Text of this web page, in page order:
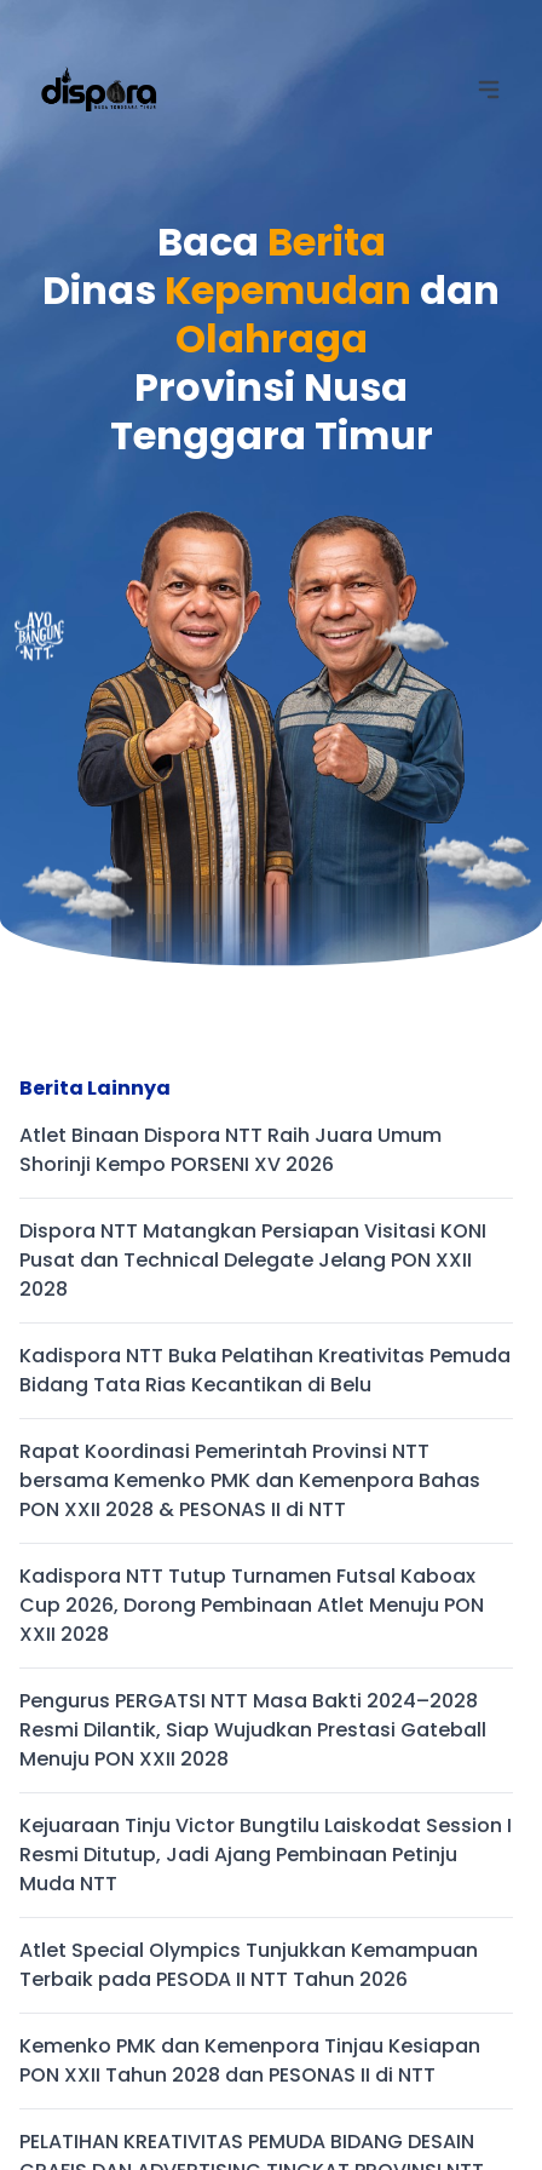
Baca Berita
Dinas Kepemudan dan
Olahraga
Provinsi Nusa
Tenggara Timur
Berita Lainnya
Atlet Binaan Dispora NTT Raih Juara Umum
Shorinji Kempo PORSENI XV 2026
Dispora NTT Matangkan Persiapan Visitasi KONI
Pusat dan Technical Delegate Jelang PON XXII
2028
Kadispora NTT Buka Pelatihan Kreativitas Pemuda
Bidang Tata Rias Kecantikan di Belu
Rapat Koordinasi Pemerintah Provinsi NTT
bersama Kemenko PMK dan Kemenpora Bahas
PON XXII 2028 & PESONAS II di NTT
Kadispora NTT Tutup Turnamen Futsal Kaboax
Cup 2026, Dorong Pembinaan Atlet Menuju PON
XXII 2028
Pengurus PERGATSI NTT Masa Bakti 2024–2028
Resmi Dilantik, Siap Wujudkan Prestasi Gateball
Menuju PON XXII 2028
Kejuaraan Tinju Victor Bungtilu Laiskodat Session I
Resmi Ditutup, Jadi Ajang Pembinaan Petinju
Muda NTT
Atlet Special Olympics Tunjukkan Kemampuan
Terbaik pada PESODA II NTT Tahun 2026
Kemenko PMK dan Kemenpora Tinjau Kesiapan
PON XXII Tahun 2028 dan PESONAS II di NTT
PELATIHAN KREATIVITAS PEMUDA BIDANG DESAIN